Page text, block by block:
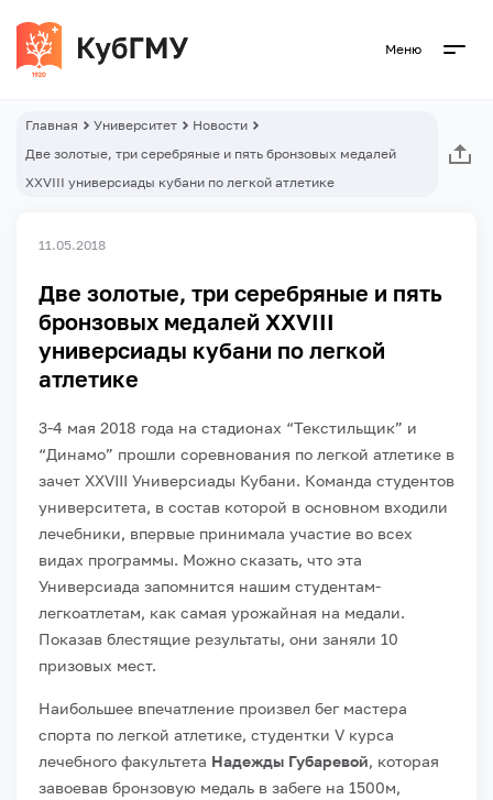
Меню
Главная Университет
Новости
Две золотые, три серебряные и пять бронзовых медалей
XXVIII универсиады кубани по легкой атлетике
11.05.2018
Две золотые, три серебряные и пять
бронзовых медалей XXVIII
универсиады кубани по легкой
атлетике
3-4 мая 2018 года на стадионах “Текстильщик” и
“Динамо” прошли соревнования по легкой атлетике в
зачет XXVIII Универсиады Кубани. Команда студентов
университета, в состав которой в основном входили
лечебники, впервые принимала участие во всех
видах программы. Можно сказать, что эта
Универсиада запомнится нашим студентам-
легкоатлетам, как самая урожайная на медали.
Показав блестящие результаты, они заняли 10
призовых мест.
Наибольшее впечатление произвел бег мастера
спорта по легкой атлетике, студентки V курса
лечебного факультета Надежды Губаревой, которая
завоевав бронзовую медаль в забеге на 1500м,